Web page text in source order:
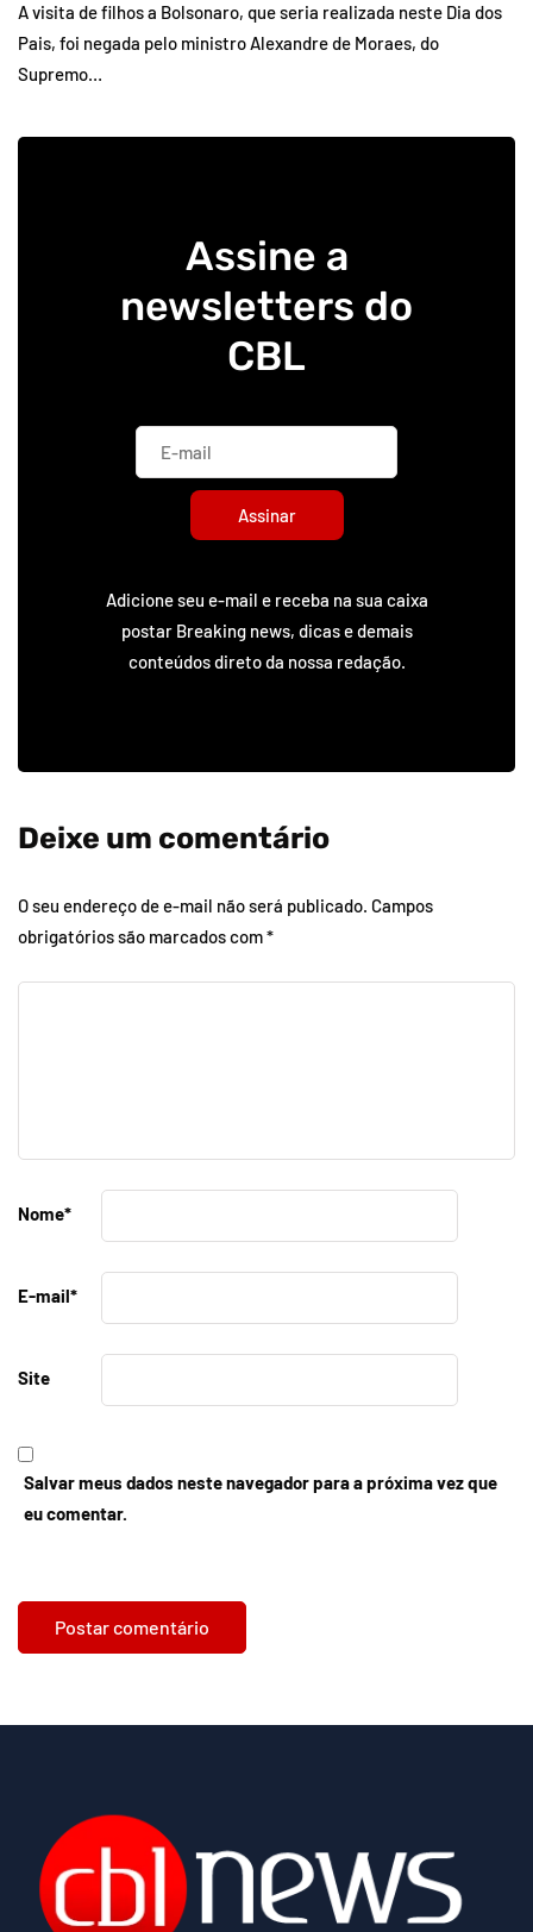
A visita de filhos a Bolsonaro, que seria realizada neste Dia dos
Pais, foi negada pelo ministro Alexandre de Moraes, do
Supremo…
Assine a
newsletters do
CBL
Assinar
Adicione seu e-mail e receba na sua caixa
postar Breaking news, dicas e demais
conteúdos direto da nossa redação.
Deixe um comentário
O seu endereço de e-mail não será publicado. Campos
obrigatórios são marcados com*
Nome*
E-mail*
Site
Salvar meus dados neste navegador para a próxima vez que
eu comentar.